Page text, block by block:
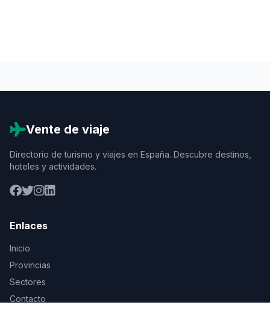
Vente de viaje
Directorio de turismo y viajes en España. Descubre destinos,
hoteles y actividades.
Enlaces
Inicio
Provincias
Sectores
Contacto